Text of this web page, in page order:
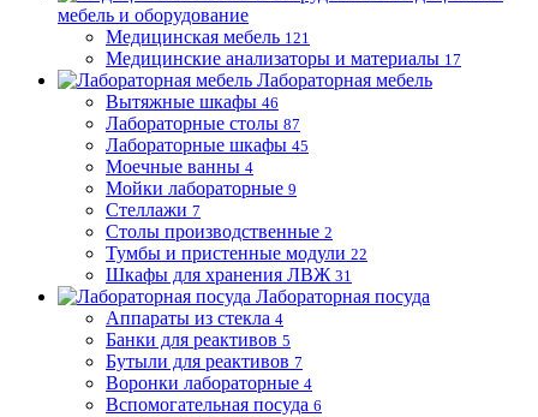
мебель и оборудование
Медицинская мебель 121
Медицинские анализаторы и материалы 17
Лабораторная мебель
Вытяжные шкафы 46
Лабораторные столы 87
Лабораторные шкафы 45
Моечные ванны 4
Мойки лабораторные 9
Стеллажи 7
Столы производственные 2
Тумбы и пристенные модули 22
Шкафы для хранения ЛВЖ 31
Лабораторная посуда
Аппараты из стекла 4
Банки для реактивов 5
Бутыли для реактивов 7
Воронки лабораторные 4
Вспомогательная посуда 6